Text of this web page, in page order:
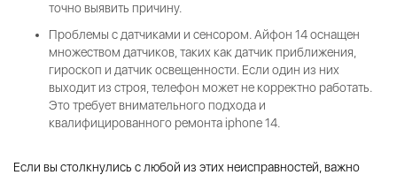
точно выявить причину.
Проблемы с датчиками и сенсором. Айфон 14 оснащен
множеством датчиков, таких как датчик приближения,
гироскоп и датчик освещенности. Если один из них
выходит из строя, телефон может не корректно работать.
Это требует внимательного подхода и
квалифицированного ремонта iphone 14.
Если вы столкнулись с любой из этих неисправностей, важно